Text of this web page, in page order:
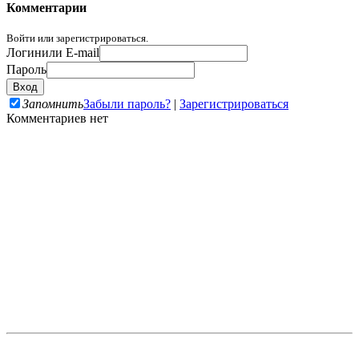
Комментарии
Войти или зарегистрироваться.
Логинили E-mail
Пароль
ЗапомнитьЗабыли пароль? | Зарегистрироваться
Комментариев нет